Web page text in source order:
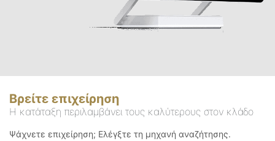
Βρείτε επιχείρηση
Η κατάταξη περιλαμβάνει τους καλύτερους στον κλάδο
Ψάχνετε επιχείρηση; Ελέγξτε τη μηχανή αναζήτησης.